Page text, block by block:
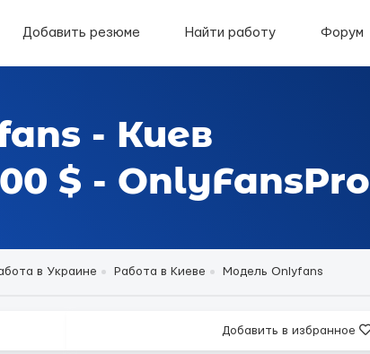
Добавить резюме Найти работу Форум
- Киев
$ -
в Украине Работа в Киеве Модель Onlyfans
Добавить в избранное